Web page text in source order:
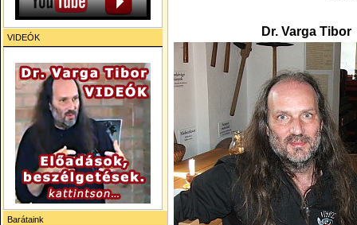
VIDEÓK
Barátaink
Dr. Varga Tibor